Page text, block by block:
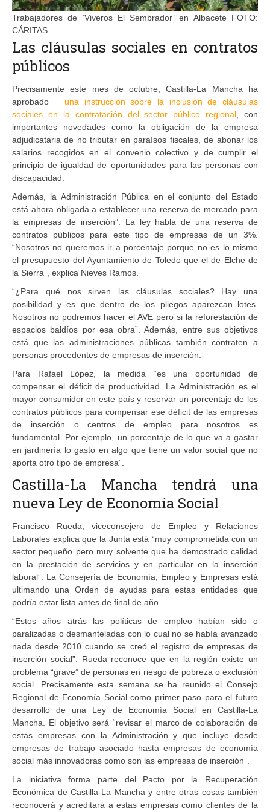
Trabajadores de ‘Viveros El Sembrador’ en Albacete FOTO:
CÁRITAS
Las cláusulas sociales en contratos
públicos
Precisamente este mes de octubre, Castilla-La Mancha ha
aprobado
una instrucción sobre la inclusión de cláusulas
sociales en la contratación del sector público regional, con
importantes novedades como la obligación de la empresa
adjudicataria de no tributar en paraísos fiscales, de abonar los
salarios recogidos en el convenio colectivo y de cumplir el
principio de igualdad de oportunidades para las personas con
discapacidad.
Además, la Administración Pública en el conjunto del Estado
está ahora obligada a establecer una reserva de mercado para
la empresas de inserción”. La ley habla de una reserva de
contratos públicos para este tipo de empresas de un 3%.
“Nosotros no queremos ir a porcentaje porque no es lo mismo
el presupuesto del Ayuntamiento de Toledo que el de Elche de
la Sierra”, explica Nieves Ramos.
“¿Para qué nos sirven las cláusulas sociales? Hay una
posibilidad y es que dentro de los pliegos aparezcan lotes.
Nosotros no podremos hacer el AVE pero si la reforestación de
espacios baldíos por esa obra”. Además, entre sus objetivos
está que las administraciones públicas también contraten a
personas procedentes de empresas de inserción.
Para Rafael López, la medida “es una oportunidad de
compensar el déficit de productividad. La Administración es el
mayor consumidor en este país y reservar un porcentaje de los
contratos públicos para compensar ese déficit de las empresas
de inserción o centros de empleo para nosotros es
fundamental. Por ejemplo, un porcentaje de lo que va a gastar
en jardinería lo gasto en algo que tiene un valor social que no
aporta otro tipo de empresa”.
Castilla-La Mancha tendrá una
nueva Ley de Economía Social
Francisco Rueda, viceconsejero de Empleo y Relaciones
Laborales explica que la Junta está “muy comprometida con un
sector pequeño pero muy solvente que ha demostrado calidad
en la prestación de servicios y en particular en la inserción
laboral”. La Consejería de Economía, Empleo y Empresas está
ultimando una Orden de ayudas para estas entidades que
podría estar lista antes de final de año.
“Estos años atrás las políticas de empleo habían sido o
paralizadas o desmanteladas con lo cual no se había avanzado
nada desde 2010 cuando se creó el registro de empresas de
inserción social”. Rueda reconoce que en la región existe un
problema “grave” de personas en riesgo de pobreza o exclusión
social. Precisamente esta semana se ha reunido el Consejo
Regional de Economía Social como primer paso para el futuro
desarrollo de una Ley de Economía Social en Castilla-La
Mancha. El objetivo será “revisar el marco de colaboración de
estas empresas con la Administración y que incluye desde
empresas de trabajo asociado hasta empresas de economía
social más innovadoras como son las empresas de inserción”.
La iniciativa forma parte del Pacto por la Recuperación
Económica de Castilla-La Mancha y entre otras cosas también
reconocerá y acreditará a estas empresas como clientes de la